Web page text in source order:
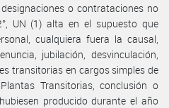
o contrataciones no
UN (1) alta en el supuesto que
cualquiera fuera la causal,
jubilación, desvinculación,
transitorias en cargos simples de
Transitorias, conclusión o
producido durante el año